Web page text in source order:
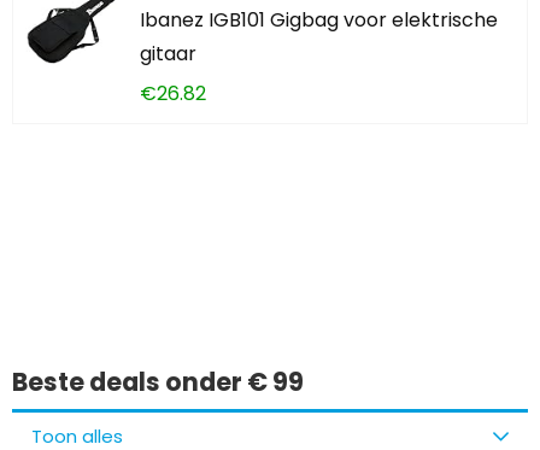
Ibanez IGB101 Gigbag voor elektrische
gitaar
€26.82
Beste deals onder € 99
Toon alles